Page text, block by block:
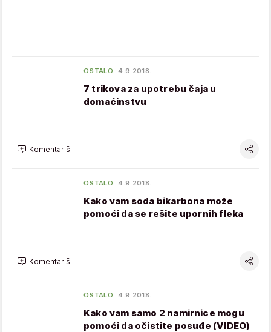
OSTALO 4.9.2018.
7 trikova za upotrebu čaja u
domaćinstvu
Komentariši
OSTALO 4.9.2018.
Kako vam soda bikarbona može
pomoći da se rešite upornih fleka
Komentariši
OSTALO 4.9.2018.
Kako vam samo 2 namirnice mogu
pomoći da očistite posuđe (VIDEO)